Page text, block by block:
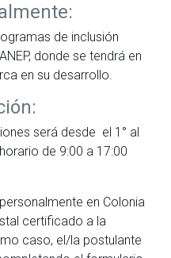
de inclusión
donde se tendrá en
en su desarrollo.
será desde el 1° al
de 9:00 a 17:00
en Colonia
certificado a la
caso, el/la postulante